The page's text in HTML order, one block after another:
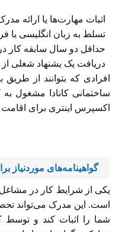
اثبات مهارت‌ها یا ارائه
تسلط به زبان انگلیسی یا
حداقل دو سال سابقه کار
دریافت یک یشنهاد شغلی از
افرادی که بتوانند از
ساختمانی کانادا مشغول
اکسپرس اینتری برای
گواهینامه‌های موردنیاز
یکی از شرایط کار در
است. این مدرک می‌تواند
شما را اثبات کند و توسط